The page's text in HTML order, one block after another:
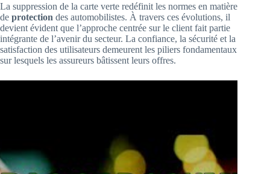
La suppression de la carte verte redéfinit les normes en matière
de protection des automobilistes. À travers ces évolutions, il
devient évident que l’approche centrée sur le client fait partie
intégrante de l’avenir du secteur. La confiance, la sécurité et la
satisfaction des utilisateurs demeurent les piliers fondamentaux
sur lesquels les assureurs bâtissent leurs offres.